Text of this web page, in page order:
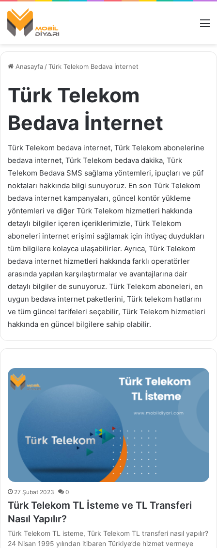
Anasayfa /Türk Telekom Bedava İnternet
Türk Telekom
Bedava İnternet
Türk Telekom bedava internet, Türk Telekom abonelerine
bedava internet, Türk Telekom bedava dakika, Türk
Telekom Bedava SMS sağlama yöntemleri, ipuçları ve püf
noktaları hakkında bilgi sunuyoruz. En son Türk Telekom
bedava internet kampanyaları, güncel kontör yükleme
yöntemleri ve diğer Türk Telekom hizmetleri hakkında
detaylı bilgiler içeren içeriklerimizle, Türk Telekom
aboneleri internet erişimi sağlamak için ihtiyaç duydukları
tüm bilgilere kolayca ulaşabilirler. Ayrıca, Türk Telekom
bedava internet hizmetleri hakkında farklı operatörler
arasında yapılan karşılaştırmalar ve avantajlarına dair
detaylı bilgiler de sunuyoruz. Türk Telekom aboneleri, en
uygun bedava internet paketlerini, Türk telekom hatlarını
ve tüm güncel tarifeleri seçebilir, Türk Telekom hizmetleri
hakkında en güncel bilgilere sahip olabilir.
27 Şubat 2023 0
Türk Telekom TL İsteme ve TL Transferi
Nasıl Yapılır?
Türk Telekom TL isteme, Türk Telekom TL transferi nasıl yapılır?
24 Nisan 1995 yılından itibaren Türkiye’de hizmet vermeye